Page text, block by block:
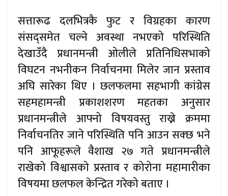
सत्तारूढ दलभित्रकै फुट र विग्रहका कारण
संसद्समेत चल्ने अवस्था नभएको परिस्थिति
देखाउँदै प्रधानमन्त्री ओलीले प्रतिनिधिसभाको
विघटन नभनीकन निर्वाचनमा मिलेर जान प्रस्ताव
अघि सारेका थिए । छलफलमा सहभागी कांग्रेस
सहमहामन्त्री प्रकाशशरण महतका अनुसार
प्रधानमन्त्रीले आफ्नो विषयवस्तु राख्ने क्रममा
निर्वाचनतिर जाने परिस्थिति पनि आउन सक्छ भने
पनि आफूहरूले वैशाख २७ गते प्रधानमन्त्रीले
राखेको विश्वासको प्रस्ताव र कोरोना महामारीका
विषयमा छलफल केन्द्रित गरेको बताए ।